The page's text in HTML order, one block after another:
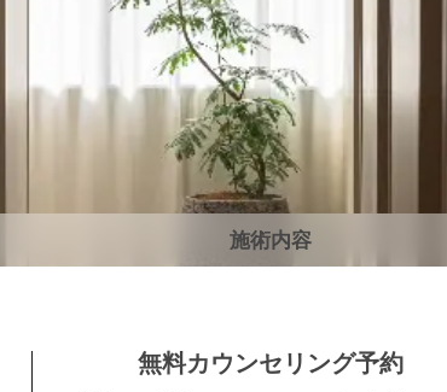
施術内容
無料カウンセリング予約